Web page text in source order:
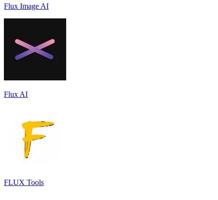
Flux Image AI
Flux AI
FLUX Tools